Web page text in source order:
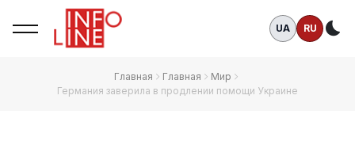
UA RU
Главная Главная
Мир
Германия заверила в продлении помощи Украине